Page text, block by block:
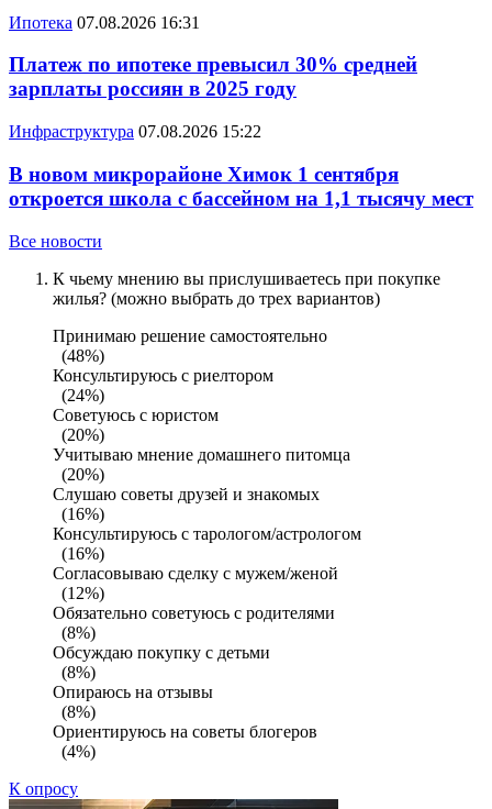
Ипотека 07.08.2026 16:31
Платеж по ипотеке превысил 30% средней
зарплаты россиян в 2025 году
Инфраструктура 07.08.2026 15:22
В новом микрорайоне Химок 1 сентября
откроется школа с бассейном на 1,1 тысячу мест
Все новости
К чьему мнению вы прислушиваетесь при покупке
жилья? (можно выбрать до трех вариантов)
Принимаю решение самостоятельно
(48%)
Консультируюсь с риелтором
(24%)
Советуюсь с юристом
(20%)
Учитываю мнение домашнего питомца
(20%)
Слушаю советы друзей и знакомых
(16%)
Консультируюсь с тарологом/астрологом
(16%)
Согласовываю сделку с мужем/женой
(12%)
Обязательно советуюсь с родителями
(8%)
Обсуждаю покупку с детьми
(8%)
Опираюсь на отзывы
(8%)
Ориентируюсь на советы блогеров
(4%)
К опросу